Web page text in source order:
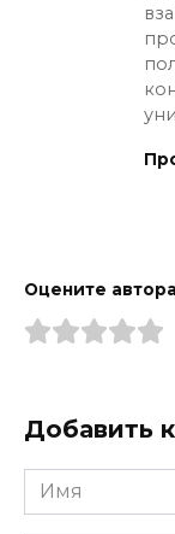
Оцените автора
Добавить
Имя
*